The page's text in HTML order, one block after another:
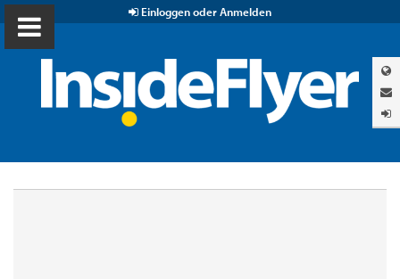
Einloggen oder Anmelden